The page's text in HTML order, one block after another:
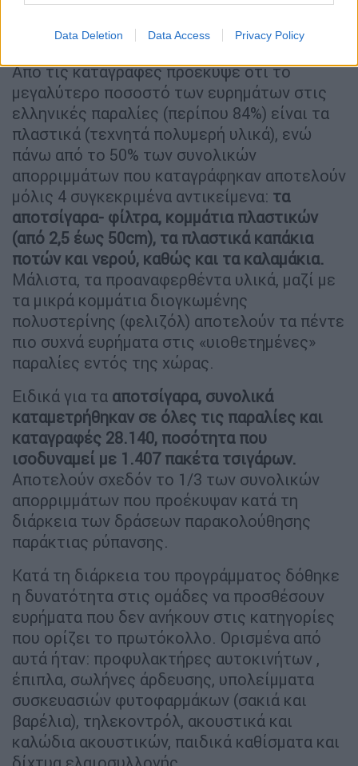
Data Deletion Data Access Privacy Policy
11.000 μ. ακτογραμμής.
Από τις καταγραφές προέκυψε ότι το
μεγαλύτερο ποσοστό των ευρημάτων στις
ελληνικές παραλίες (περίπου 84%) είναι τα
πλαστικά (τεχνητά πολυμερή υλικά), ενώ
πάνω από το 50% των συνολικών
απορριμμάτων που καταγράφηκαν αποτελούν
μόλις 4 συγκεκριμένα αντικείμενα: τα
αποτσίγαρα- φίλτρα, κομμάτια πλαστικών
(από 2,5 έως 50cm), τα πλαστικά καπάκια
ποτών και νερού, καθώς και τα καλαμάκια.
Μάλιστα, τα προαναφερθέντα υλικά, μαζί με
τα μικρά κομμάτια διογκωμένης
πολυστερίνης (φελιζόλ) αποτελούν τα πέντε
πιο συχνά ευρήματα στις «υιοθετημένες»
παραλίες εντός της χώρας.
Ειδικά για τα αποτσίγαρα, συνολικά
καταμετρήθηκαν σε όλες τις παραλίες και
καταγραφές 28.140, ποσότητα που
ισοδυναμεί με 1.407 πακέτα τσιγάρων.
Αποτελούν σχεδόν το 1/3 των συνολικών
απορριμμάτων που προέκυψαν κατά τη
διάρκεια των δράσεων παρακολούθησης
παράκτιας ρύπανσης.
Κατά τη διάρκεια του προγράμματος δόθηκε
η δυνατότητα στις ομάδες να προσθέσουν
ευρήματα που δεν ανήκουν στις κατηγορίες
που ορίζει το πρωτόκολλο. Ορισμένα από
αυτά ήταν: προφυλακτήρες αυτοκινήτων ,
έπιπλα, σωλήνες άρδευσης, υπολείμματα
συσκευασιών φυτοφαρμάκων (σακιά και
βαρέλια), τηλεκοντρόλ, ακουστικά και
καλώδια ακουστικών, παιδικά καθίσματα και